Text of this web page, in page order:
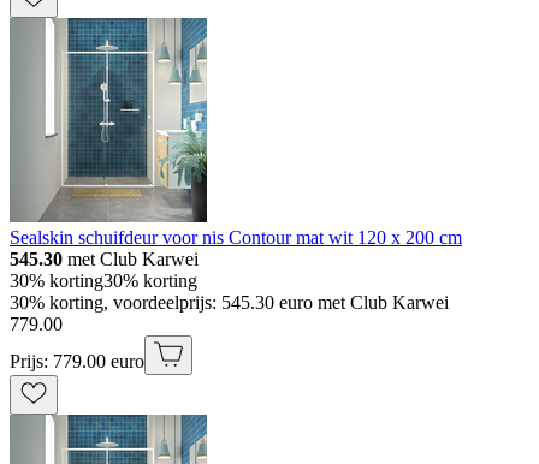
Sealskin schuifdeur voor nis Contour mat wit 120 x 200 cm
545.30 met Club Karwei
30% korting30% korting
30% korting, voordeelprijs: 545.30 euro met Club Karwei
779.00
Prijs: 779.00 euro